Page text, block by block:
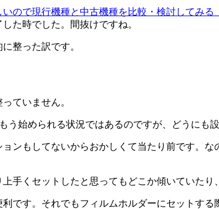
ので現行機種と中古機種を比較・検討してみ
た時でした。間抜けですね。
整った訳です。
ていません。
う始められる状況ではあるのですが、どうにも
ンもしてないからおかしくて当たり前です。
手くセットしたと思ってもどこか傾いていた
です。それでもフィルムホルダーにセットする